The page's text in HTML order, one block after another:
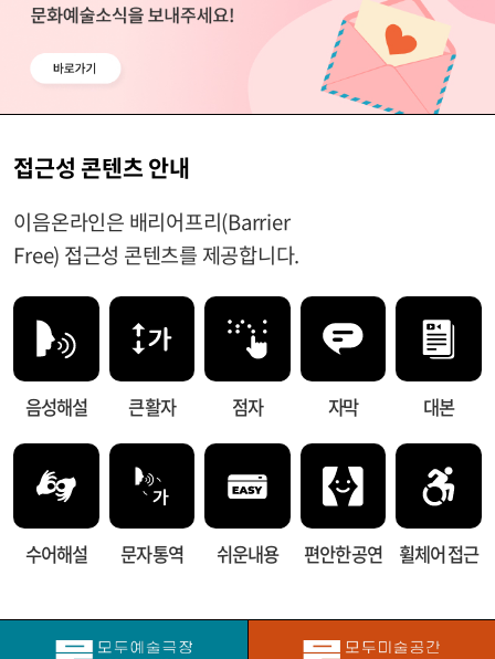
접근성 콘텐츠 안내
이음온라인은 배리어프리(Barrier
Free) 접근성 콘텐츠를 제공합니다.
음성해설 큰 활자 점자 자막 대본
수어해설 문자 통역 쉬운내용 편안한 공연 휠체어 접근